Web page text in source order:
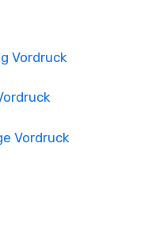
Vordruck
Vordruck